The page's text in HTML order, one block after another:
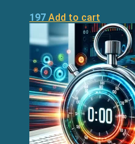
197 Add to cart